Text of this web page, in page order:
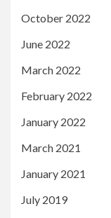
October 2022
June 2022
March 2022
February 2022
January 2022
March 2021
January 2021
July 2019